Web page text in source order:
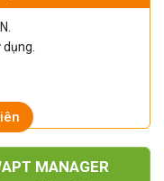
dụng.
MANAGER